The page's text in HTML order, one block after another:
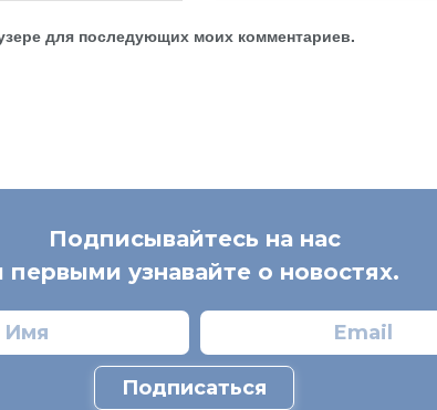
для последующих моих комментариев.
Подписывайтесь на нас
первыми узнавайте о новостях.
Подписаться